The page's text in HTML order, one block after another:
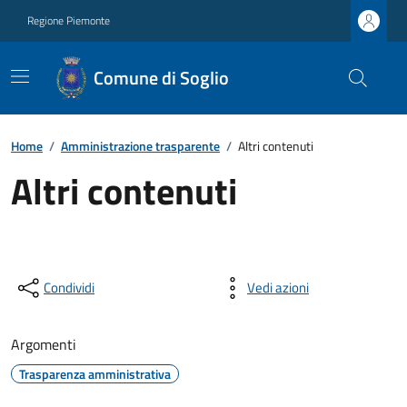
Regione Piemonte
Comune di Soglio
Home / Amministrazione trasparente / Altri contenuti
Altri contenuti
Condividi Vedi azioni
Argomenti
Trasparenza amministrativa